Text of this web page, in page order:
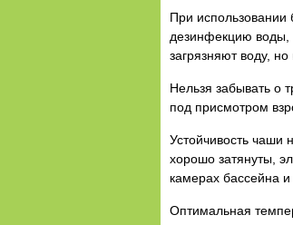
При использовании
дезинфекцию воды,
загрязняют воду,
Нельзя забывать о
под присмотром
Устойчивость чаши
хорошо затянуты,
камерах бассейна и
Оптимальная